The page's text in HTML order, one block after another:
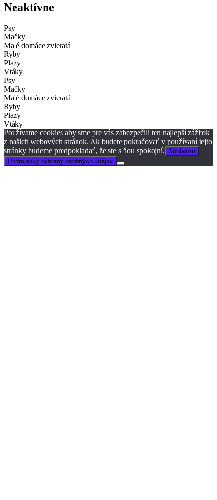
Neaktívne
Psy
Mačky
Malé domáce zvieratá
Ryby
Plazy
Vtáky
Psy
Mačky
Malé domáce zvieratá
Ryby
Plazy
Vtáky
Používame cookies aby sme pre vás zabezpečili ten najlepší zážitok
z našich webových stránok. Ak budete pokračovať v používaní tejto
stránky budeme predpokladať, že ste s ňou spokojní. Súhlasím
Podmienky ochrany osobných údajov